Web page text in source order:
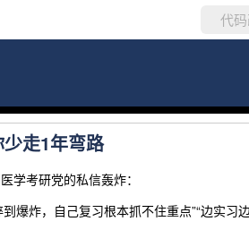
走1年弯路
学考研党的私信轰炸：
爆炸，自己复习根本抓不住重点”“边实习